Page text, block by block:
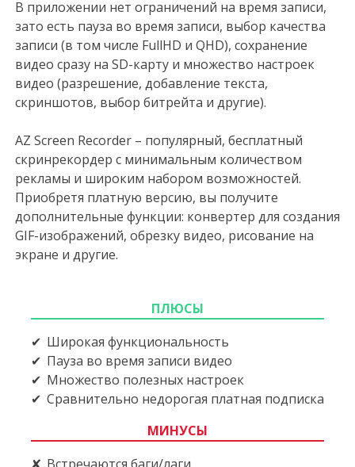
В приложении нет ограничений на время записи,
зато есть пауза во время записи, выбор качества
записи (в том числе FullHD и QHD), сохранение
видео сразу на SD-карту и множество настроек
видео (разрешение, добавление текста,
скриншотов, выбор битрейта и другие).
AZ Screen Recorder – популярный, бесплатный
скринрекордер с минимальным количеством
рекламы и широким набором возможностей.
Приобретя платную версию, вы получите
дополнительные функции: конвертер для создания
GIF-изображений, обрезку видео, рисование на
экране и другие.
ПЛЮСЫ
Широкая функциональность
Пауза во время записи видео
Множество полезных настроек
Сравнительно недорогая платная подписка
МИНУСЫ